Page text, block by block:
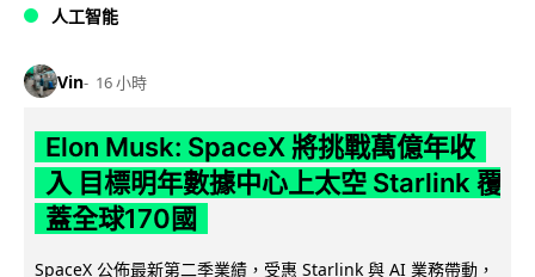
人工智能
Vin 16 小時
Elon Musk: SpaceX 將挑戰萬億年收
入 目標明年數據中心上太空 Starlink 覆
蓋全球170國
SpaceX 公佈最新第二季業績，受惠 Starlink 與 AI 業務帶動，